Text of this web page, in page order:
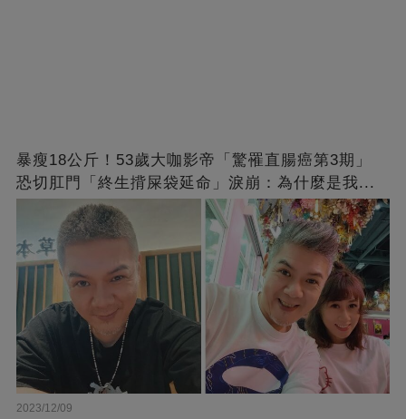
暴瘦18公斤！53歲大咖影帝「驚罹直腸癌第3期」
恐切肛門「終生揹屎袋延命」淚崩：為什麼是我...
2023/12/09